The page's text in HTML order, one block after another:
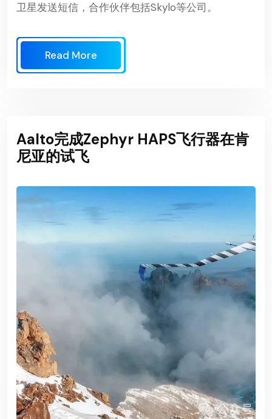
卫星发送短信，合作伙伴包括Skylo等公司。
Read More
Aalto完成Zephyr HAPS飞行器在肯
尼亚的试飞